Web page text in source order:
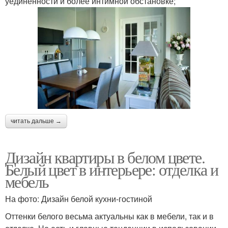
читать дальше →
Дизайн квартиры в белом цвете.
Белый цвет в интерьере: отделка и
мебель
На фото: Дизайн белой кухни-гостиной
Оттенки белого весьма актуальны как в мебели, так и в